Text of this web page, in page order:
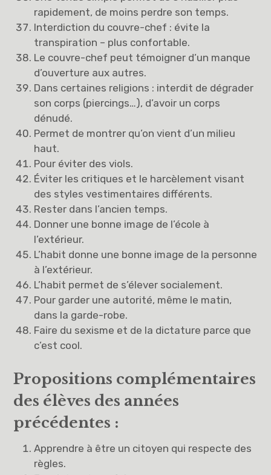
rapidement, de moins perdre son temps.
Interdiction du couvre-chef : évite la
transpiration – plus confortable.
Le couvre-chef peut témoigner d’un manque
d’ouverture aux autres.
Dans certaines religions : interdit de dégrader
son corps (piercings…), d’avoir un corps
dénudé.
Permet de montrer qu’on vient d’un milieu
haut.
Pour éviter des viols.
Éviter les critiques et le harcèlement visant
des styles vestimentaires différents.
Rester dans l’ancien temps.
Donner une bonne image de l’école à
l’extérieur.
L’habit donne une bonne image de la personne
à l’extérieur.
L’habit permet de s’élever socialement.
Pour garder une autorité, même le matin,
dans la garde-robe.
Faire du sexisme et de la dictature parce que
c’est cool.
Propositions complémentaires
des élèves des années
précédentes :
Apprendre à être un citoyen qui respecte des
règles.